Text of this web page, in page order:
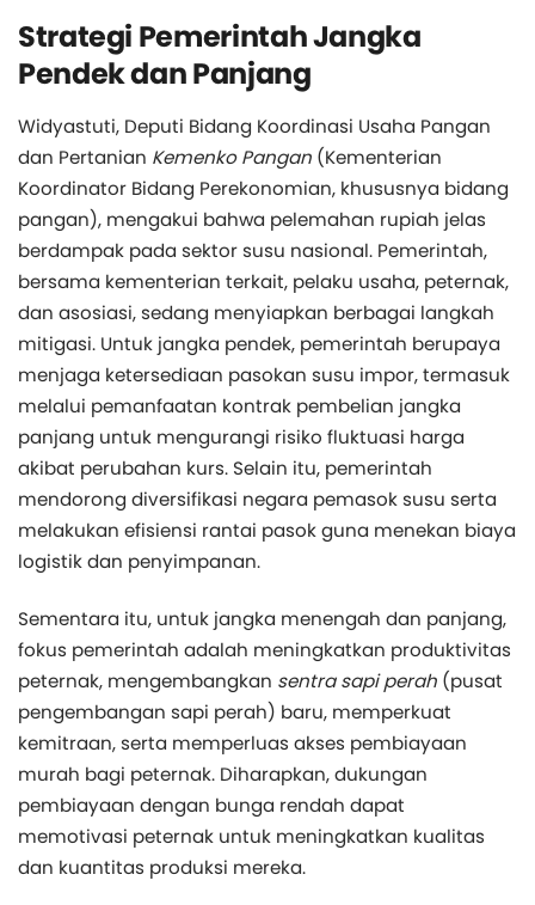
Strategi Pemerintah Jangka
Pendek dan Panjang
Widyastuti, Deputi Bidang Koordinasi Usaha Pangan
dan Pertanian Kemenko Pangan (Kementerian
Koordinator Bidang Perekonomian, khususnya bidang
pangan), mengakui bahwa pelemahan rupiah jelas
berdampak pada sektor susu nasional. Pemerintah,
bersama kementerian terkait, pelaku usaha, peternak,
dan asosiasi, sedang menyiapkan berbagai langkah
mitigasi. Untuk jangka pendek, pemerintah berupaya
menjaga ketersediaan pasokan susu impor, termasuk
melalui pemanfaatan kontrak pembelian jangka
panjang untuk mengurangi risiko fluktuasi harga
akibat perubahan kurs. Selain itu, pemerintah
mendorong diversifikasi negara pemasok susu serta
melakukan efisiensi rantai pasok guna menekan biaya
logistik dan penyimpanan.
Sementara itu, untuk jangka menengah dan panjang,
fokus pemerintah adalah meningkatkan produktivitas
peternak, mengembangkan sentra sapi perah (pusat
pengembangan sapi perah) baru, memperkuat
kemitraan, serta memperluas akses pembiayaan
murah bagi peternak. Diharapkan, dukungan
pembiayaan dengan bunga rendah dapat
memotivasi peternak untuk meningkatkan kualitas
dan kuantitas produksi mereka.